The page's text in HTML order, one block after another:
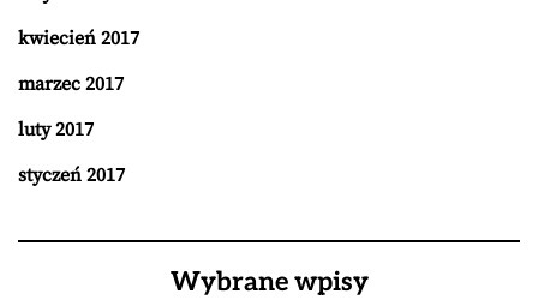
kwiecień 2017
marzec 2017
luty 2017
styczeń 2017
Wybrane wpisy